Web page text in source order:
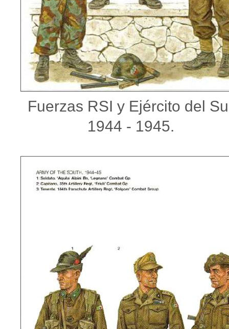
Fuerzas RSI y Ejército del
1944 - 1945.